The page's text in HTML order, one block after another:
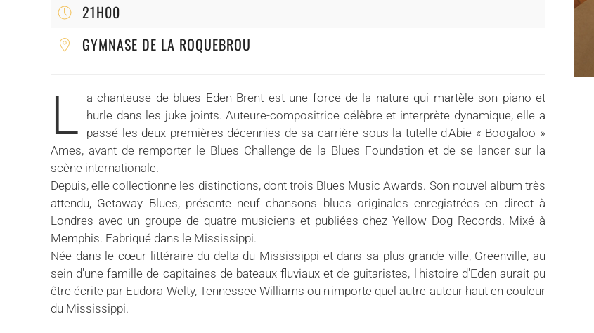
21H00
GYMNASE DE LA ROQUEBROU
L a chanteuse de blues Eden Brent est une force de la nature qui martèle son piano et
hurle dans les juke joints. Auteure-compositrice célèbre et interprète dynamique, elle a
passé les deux premières décennies de sa carrière sous la tutelle d'Abie « Boogaloo »
Ames, avant de remporter le Blues Challenge de la Blues Foundation et de se lancer sur la
scène internationale.
Depuis, elle collectionne les distinctions, dont trois Blues Music Awards. Son nouvel album très
attendu, Getaway Blues, présente neuf chansons blues originales enregistrées en direct à
Londres avec un groupe de quatre musiciens et publiées chez Yellow Dog Records. Mixé à
Memphis. Fabriqué dans le Mississippi.
Née dans le cœur littéraire du delta du Mississippi et dans sa plus grande ville, Greenville, au
sein d'une famille de capitaines de bateaux fluviaux et de guitaristes, l'histoire d'Eden aurait pu
être écrite par Eudora Welty, Tennessee Williams ou n'importe quel autre auteur haut en couleur
du Mississippi.